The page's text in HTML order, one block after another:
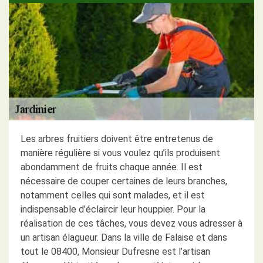
Les arbres fruitiers doivent être entretenus de
manière régulière si vous voulez qu’ils produisent
abondamment de fruits chaque année. Il est
nécessaire de couper certaines de leurs branches,
notamment celles qui sont malades, et il est
indispensable d’éclaircir leur houppier. Pour la
réalisation de ces tâches, vous devez vous adresser à
un artisan élagueur. Dans la ville de Falaise et dans
tout le 08400, Monsieur Dufresne est l’artisan